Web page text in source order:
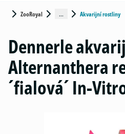
ZooRoyal ... Akvarijní rostliny
Dennerle
Alternanthera
´fialová´ In-